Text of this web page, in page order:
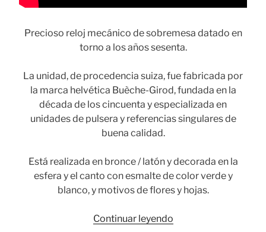
Precioso reloj mecánico de sobremesa datado en
torno a los años sesenta.
La unidad, de procedencia suiza, fue fabricada por
la marca helvética Buèche-Girod, fundada en la
década de los cincuenta y especializada en
unidades de pulsera y referencias singulares de
buena calidad.
Está realizada en bronce / latón y decorada en la
esfera y el canto con esmalte de color verde y
blanco, y motivos de flores y hojas.
Continuar leyendo«Una